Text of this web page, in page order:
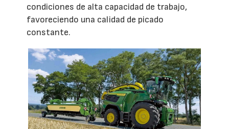
condiciones de alta capacidad de trabajo,
favoreciendo una calidad de picado
constante.